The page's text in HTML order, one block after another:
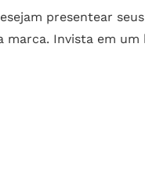
presentear
Invista em